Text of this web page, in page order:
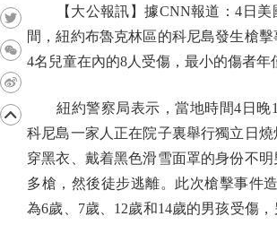
【大公報訊】據CNN報道：4日美
間，紐約布魯克林區的科尼島發生槍
4名兒童在內的8人受傷，最小的傷者年
紐約警察局表示，當地時間4日晚
科尼島一家人正在院子裏舉行獨立日
穿黑衣、戴着黑色滑雪面罩的身份不明
多槍，然後徒步逃離。此次槍擊事件
為6歲、7歲、12歲和14歲的男孩受傷